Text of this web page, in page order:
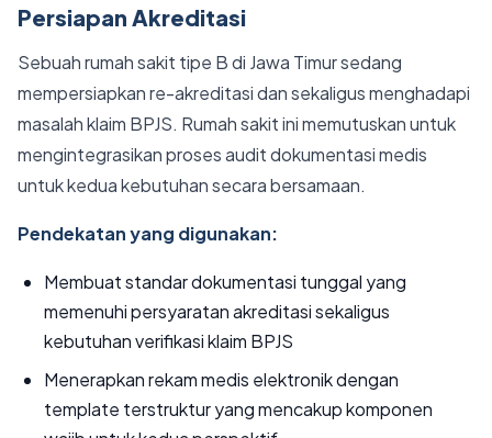
Persiapan Akreditasi
Sebuah rumah sakit tipe B di Jawa Timur sedang
mempersiapkan re-akreditasi dan sekaligus menghadapi
masalah klaim BPJS. Rumah sakit ini memutuskan untuk
mengintegrasikan proses audit dokumentasi medis
untuk kedua kebutuhan secara bersamaan.
Pendekatan yang digunakan:
Membuat standar dokumentasi tunggal yang
memenuhi persyaratan akreditasi sekaligus
kebutuhan verifikasi klaim BPJS
Menerapkan rekam medis elektronik dengan
template terstruktur yang mencakup komponen